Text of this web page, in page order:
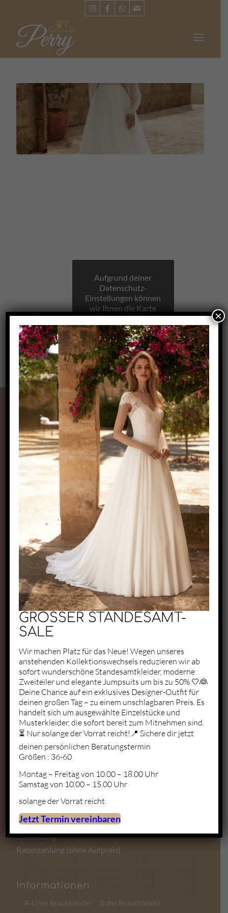
Aufgrund deiner
Datenschutz-
Einstellungen können
wir Ihnen die Karte
nicht anzeigen.
Klicken Sie hier, um
die Karte in einem
neuen Fenster zu
öffnen.
Exclusive by Perry
Zaunäckerstraße 22/2
71083 Herrenberg
+49 1523 6721684
kontakt@perry-exclusive.de
Unsere Öffungszeiten
ganz individuell nach vorherigerTerminabsprache
Mo. – Fr.: 10:00 – 19:00
Sa.: 10:00 – 18:00
So.: Geschlossen
Zahlungsmöglichkeiten
Sofortüberweisung
Barzahlung
Ratenzahlung (ohne Aufpreis)
Informationen
A-Linie Brautkleider
Boho Brautkleider
GROSSER STANDESAMT-
SALE
Wir machen Platz für das Neue! Wegen unseres
anstehenden Kollektionswechsels reduzieren wir ab
sofort wunderschöne Standesamtkleider, moderne
Zweiteiler und elegante Jumpsuits um bis zu 50% 🤍👰
Deine Chance auf ein exklusives Designer-Outfit für
deinen großen Tag – zu einem unschlagbaren Preis. Es
handelt sich um ausgewählte Einzelstücke und
Musterkleider, die sofort bereit zum Mitnehmen sind.
⏳ Nur solange der Vorrat reicht!📍 Sichere dir jetzt
deinen persönlichen Beratungstermin
Größen : 36-60
Montag – Freitag von 10.00 – 18.00 Uhr
Samstag von 10.00 – 15.00 Uhr
solange der Vorrat reicht.
Jetzt Termin vereinbaren
×